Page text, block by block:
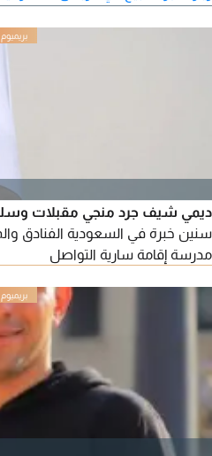
سنين خبرة في السعودية الفنادق
مدرسة إقامة سارية التواصل